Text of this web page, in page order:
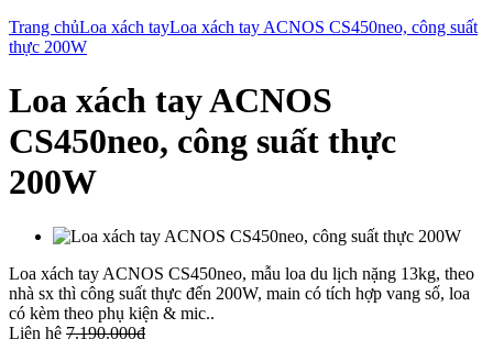
Trang chủLoa xách tayLoa xách tay ACNOS CS450neo, công suất
thực 200W
Loa xách tay ACNOS
CS450neo, công suất thực
200W
Loa xách tay ACNOS CS450neo, mẫu loa du lịch nặng 13kg, theo
nhà sx thì công suất thực đến 200W, main có tích hợp vang số, loa
có kèm theo phụ kiện & mic..
Liên hệ 7.190.000₫